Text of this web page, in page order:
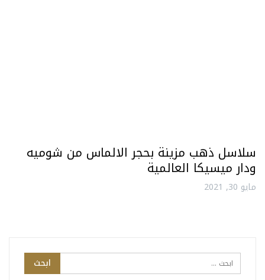
سلاسل ذهب مزينة بحجر الالماس من شوميه
ودار ميسيكا العالمية
مايو 30, 2021